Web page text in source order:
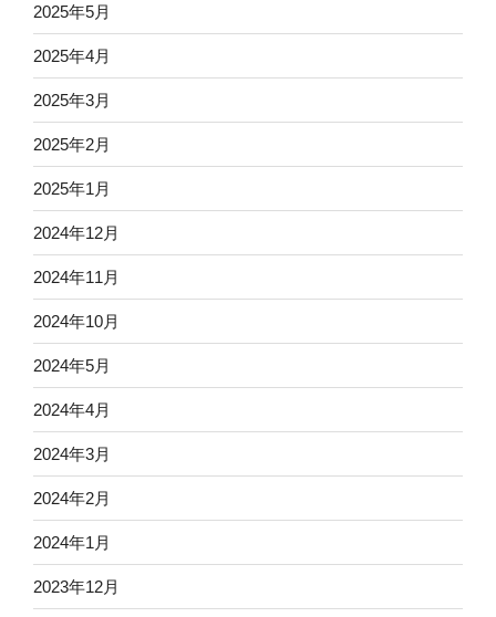
2025年5月
2025年4月
2025年3月
2025年2月
2025年1月
2024年12月
2024年11月
2024年10月
2024年5月
2024年4月
2024年3月
2024年2月
2024年1月
2023年12月